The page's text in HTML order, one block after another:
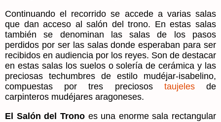
Continuando el recorrido se accede a varias salas
que dan acceso al salón del trono. En estas salas
también se denominan las salas de los pasos
perdidos por ser las salas donde esperaban para ser
recibidos en audiencia por los reyes. Son de destacar
en estas salas los suelos o solería de cerámica y las
preciosas techumbres de estilo mudéjar-isabelino,
compuestas por tres preciosos taujelesde
carpinteros mudéjares aragoneses.
El Salón del Tronoes una enorme sala rectangular